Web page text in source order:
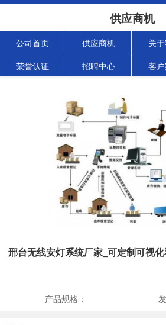
供应商机
公司首页 供应商机 关
荣誉认证 招聘中心 客户
邢台无线安灯系统厂家_可定制可视化
产品规格：